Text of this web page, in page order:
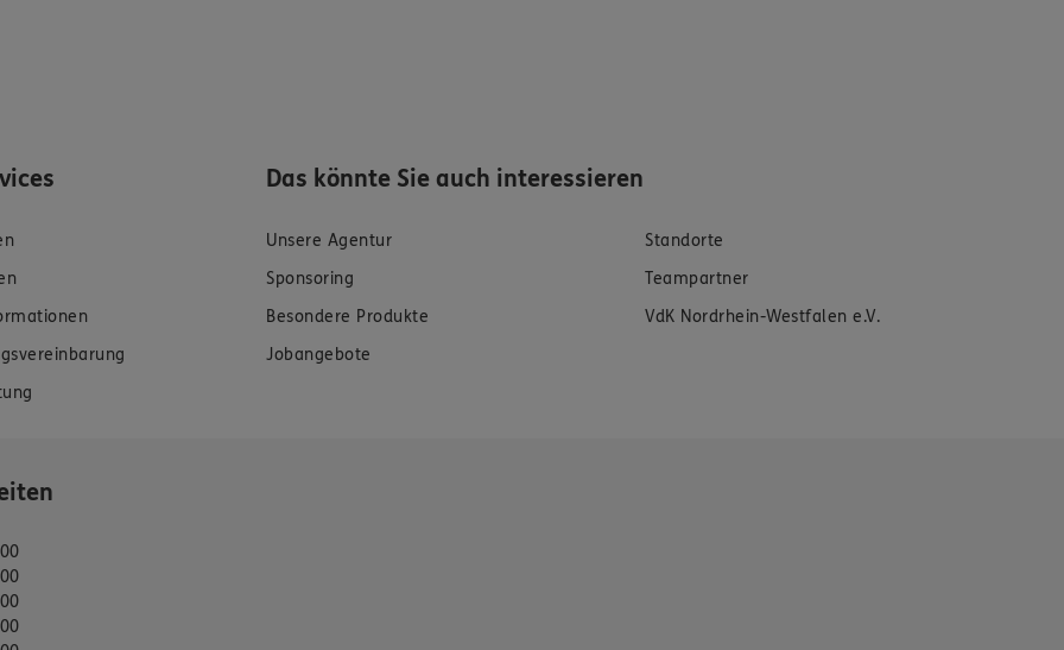
Das könnte Sie auch interessieren
Unsere Agentur
Standorte
Sponsoring
Teampartner
Besondere Produkte
VdK Nordrhein-Westfalen e.V.
Jobangebote